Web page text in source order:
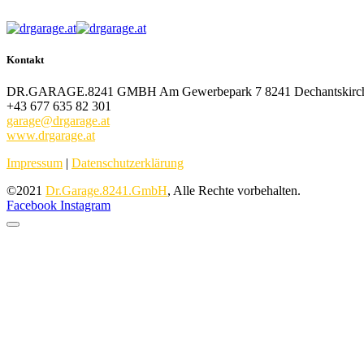
Kontakt
DR.GARAGE.8241 GMBH Am Gewerbepark 7 8241
+43 677 635 82 301
garage@drgarage.at
www.drgarage.at
Impressum | Datenschutzerklärung
©2021 Dr.Garage.8241.GmbH, Alle Rechte vorbehalten.
Facebook Instagram